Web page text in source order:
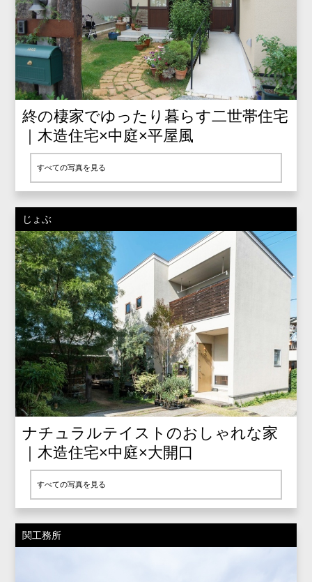
終の棲家でゆったり暮らす二世帯住宅
｜木造住宅×中庭×平屋風
すべての写真を見る
じょぶ
ナチュラルテイストのおしゃれな家
｜木造住宅×中庭×大開口
すべての写真を見る
関工務所